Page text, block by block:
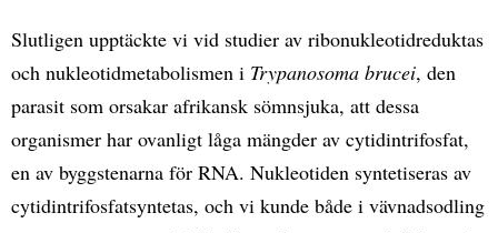
Slutligen upptäckte vi vid studier av ribonukleotidreduktas
och nukleotidmetabolismen i Trypanosoma brucei, den
parasit som orsakar afrikansk sömnsjuka, att dessa
organismer har ovanligt låga mängder av cytidintrifosfat,
en av byggstenarna för RNA. Nukleotiden syntetiseras av
cytidintrifosfatsyntetas, och vi kunde både i vävnadsodling